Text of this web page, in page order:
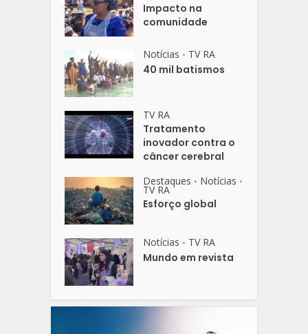
Impacto na
comunidade
Notícias • TV RA
40 mil batismos
TV RA
Tratamento
inovador contra o
câncer cerebral
Destaques • Notícias •
TV RA
Esforço global
Notícias • TV RA
Mundo em revista